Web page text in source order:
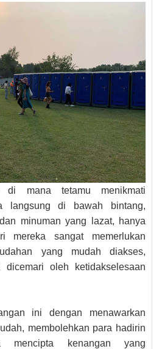
di mana tetamu menikmati
langsung di bawah bintang,
minuman yang lazat, hanya
mereka sangat memerlukan
yang mudah diakses,
dicemari oleh ketidakselesaan
ini dengan menawarkan
membolehkan para hadirin
mencipta kenangan yang